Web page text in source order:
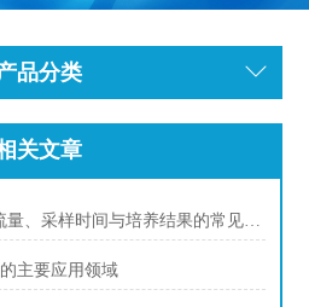
品分类
关文章
意大利PBI浮游菌采样器流量、采样时间与培养结果的常见疑问
主要应用领域